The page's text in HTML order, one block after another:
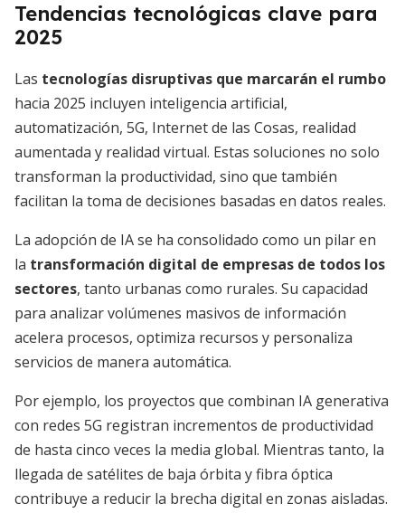
Tendencias tecnológicas clave para
2025
Las tecnologías disruptivas que marcarán el rumbo
hacia 2025 incluyen inteligencia artificial,
automatización, 5G, Internet de las Cosas, realidad
aumentada y realidad virtual. Estas soluciones no solo
transforman la productividad, sino que también
facilitan la toma de decisiones basadas en datos reales.
La adopción de IA se ha consolidado como un pilar en
la transformación digital de empresas de todos los
sectores, tanto urbanas como rurales. Su capacidad
para analizar volúmenes masivos de información
acelera procesos, optimiza recursos y personaliza
servicios de manera automática.
Por ejemplo, los proyectos que combinan IA generativa
con redes 5G registran incrementos de productividad
de hasta cinco veces la media global. Mientras tanto, la
llegada de satélites de baja órbita y fibra óptica
contribuye a reducir la brecha digital en zonas aisladas.